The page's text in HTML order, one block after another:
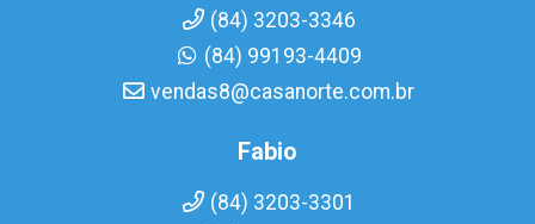
(84) 3203-3346
(84) 99193-4409
vendas8@casanorte.com.br
Fabio
(84) 3203-3301